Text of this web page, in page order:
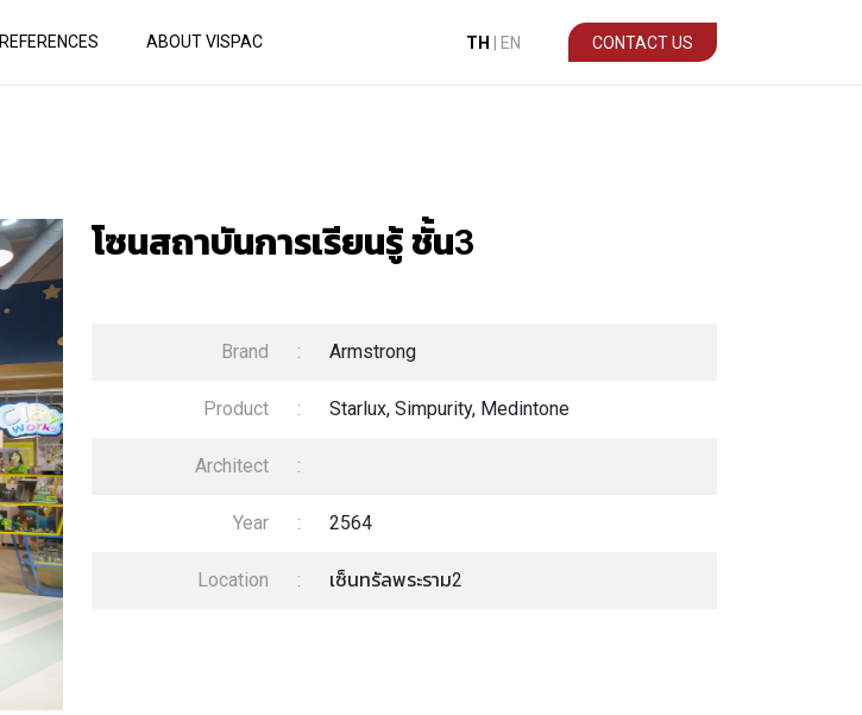
REFERENCES ABOUT VISPAC TH | EN CONTACT US
โซนสถาบันการเรียนรู้ ชั้น3
Brand : Armstrong
Product : Starlux, Simpurity, Medintone
Architect :
Year : 2564
Location : เซ็นทรัลพระราม2